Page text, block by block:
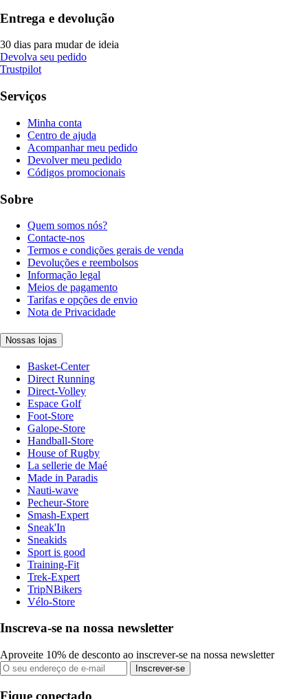
Entrega e devolução
30 dias para mudar de ideia
Devolva seu pedido
Trustpilot
Serviços
Minha conta
Centro de ajuda
Acompanhar meu pedido
Devolver meu pedido
Códigos promocionais
Sobre
Quem somos nós?
Contacte-nos
Termos e condições gerais de venda
Devoluções e reembolsos
Informação legal
Meios de pagamento
Tarifas e opções de envio
Nota de Privacidade
Nossas lojas
Basket-Center
Direct Running
Direct-Volley
Espace Golf
Foot-Store
Galope-Store
Handball-Store
House of Rugby
La sellerie de Maé
Made in Paradis
Nauti-wave
Pecheur-Store
Smash-Expert
Sneak'In
Sneakids
Sport is good
Training-Fit
Trek-Expert
TripNBikers
Vélo-Store
Inscreva-se na nossa newsletter
Aproveite 10% de desconto ao inscrever-se na nossa newsletter
Inscrever-se
Fique conectado